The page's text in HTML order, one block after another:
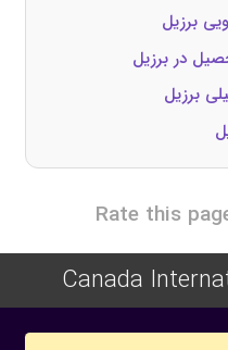
برزیل
در برزیل
برزیل
Rate this
Canada